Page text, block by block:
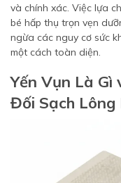
và chính xác. Việc lựa
bé hấp thụ trọn vẹn
ngừa các nguy cơ sức
một cách toàn diện.
Yến Vụn Là Gì
Đối Sạch Lông